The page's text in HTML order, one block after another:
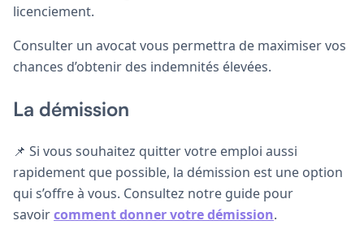
licenciement.
Consulter un avocat vous permettra de maximiser vos
chances d’obtenir des indemnités élevées.
La démission
📌 Si vous souhaitez quitter votre emploi aussi
rapidement que possible, la démission est une option
qui s’offre à vous. Consultez notre guide pour
savoircomment donner votre démission.